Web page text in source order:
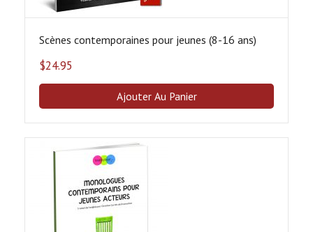
Scènes contemporaines pour jeunes (8-16 ans)
$24.95
Ajouter Au Panier